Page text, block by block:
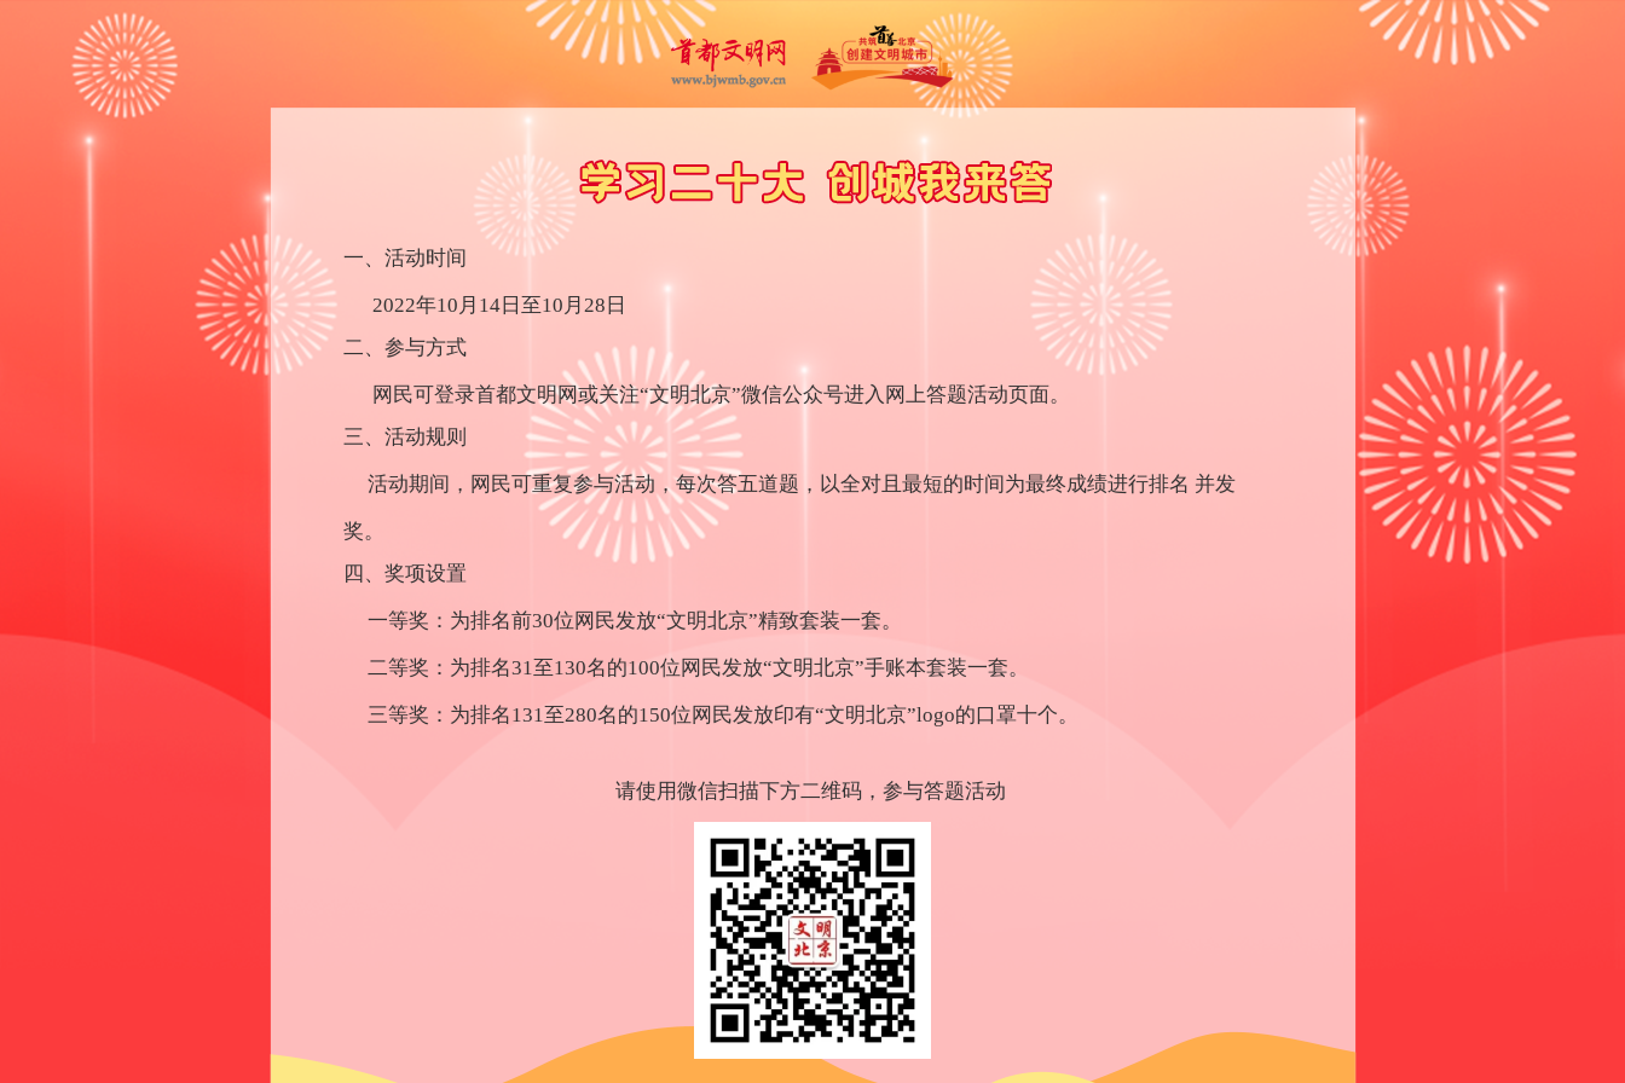
一、活动时间
2022年10月14日至10月28日
二、参与方式
网民可登录首都文明网或关注“文明北京”微信公众号进入网上答题活动页面。
三、活动规则
活动期间，网民可重复参与活动，每次答五道题，以全对且最短的时间为最终成绩进行排名 并发
奖。
四、奖项设置
一等奖：为排名前30位网民发放“文明北京”精致套装一套。
二等奖：为排名31至130名的100位网民发放“文明北京”手账本套装一套。
三等奖：为排名131至280名的150位网民发放印有“文明北京”logo的口罩十个。
请使用微信扫描下方二维码，参与答题活动